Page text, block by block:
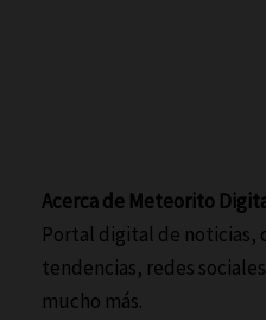
Acerca de Meteorito
Portal digital de noticias,
tendencias, redes
mucho más.